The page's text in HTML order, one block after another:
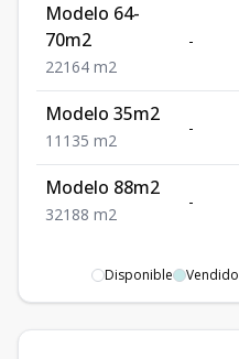
Modelo 64-
70m2
221 64 m2
-
Modelo 35m2
1 1 1 35 m2
-
Modelo 88m2
321 88 m2
-
Disponible Vendido